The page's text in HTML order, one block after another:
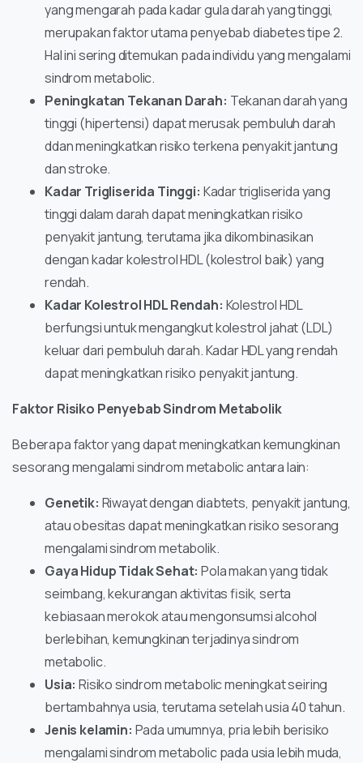
yang mengarah pada kadar gula darah yang tinggi,
merupakan faktor utama penyebab diabetes tipe 2.
Hal ini sering ditemukan pada individu yang mengalami
sindrom metabolic.
Peningkatan Tekanan Darah: Tekanan darah yang
tinggi (hipertensi) dapat merusak pembuluh darah
ddan meningkatkan risiko terkena penyakit jantung
dan stroke.
Kadar Trigliserida Tinggi: Kadar trigliserida yang
tinggi dalam darah dapat meningkatkan risiko
penyakit jantung, terutama jika dikombinasikan
dengan kadar kolestrol HDL (kolestrol baik) yang
rendah.
Kadar Kolestrol HDL Rendah: Kolestrol HDL
berfungsi untuk mengangkut kolestrol jahat (LDL)
keluar dari pembuluh darah. Kadar HDL yang rendah
dapat meningkatkan risiko penyakit jantung.
Faktor Risiko Penyebab Sindrom Metabolik
Beberapa faktor yang dapat meningkatkan kemungkinan
sesorang mengalami sindrom metabolic antara lain:
Genetik: Riwayat dengan diabtets, penyakit jantung,
atau obesitas dapat meningkatkan risiko sesorang
mengalami sindrom metabolik.
Gaya Hidup Tidak Sehat:Pola makan yang tidak
seimbang, kekurangan aktivitas fisik, serta
kebiasaan merokok atau mengonsumsi alcohol
berlebihan, kemungkinan terjadinya sindrom
metabolic.
Usia: Risiko sindrom metabolic meningkat seiring
bertambahnya usia, terutama setelah usia 40 tahun.
Jenis kelamin: Pada umumnya, pria lebih berisiko
mengalami sindrom metabolic pada usia lebih muda,